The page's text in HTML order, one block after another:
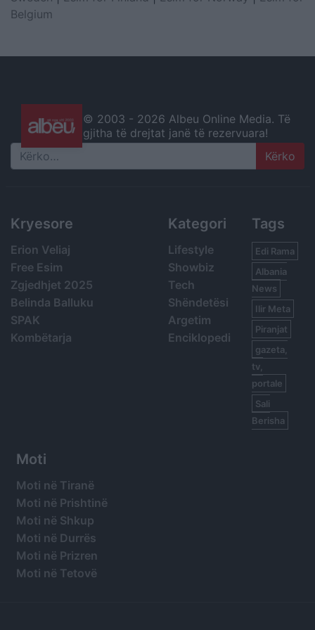
Belgium
© 2003 - 2026 Albeu Online Media. Të
gjitha të drejtat janë të rezervuara!
Search
Kryesore
Erion Veliaj
Free Esim
Zgjedhjet 2025
Belinda Balluku
SPAK
Kombëtarja
Kategori
Lifestyle
Showbiz
Tech
Shëndetësi
Argetim
Enciklopedi
Tags
Edi Rama
Albania
News
Ilir Meta
Piranjat
gazeta,
tv,
portale
Sali
Berisha
Moti
Moti në Tiranë
Moti në Prishtinë
Moti në Shkup
Moti në Durrës
Moti në Prizren
Moti në Tetovë